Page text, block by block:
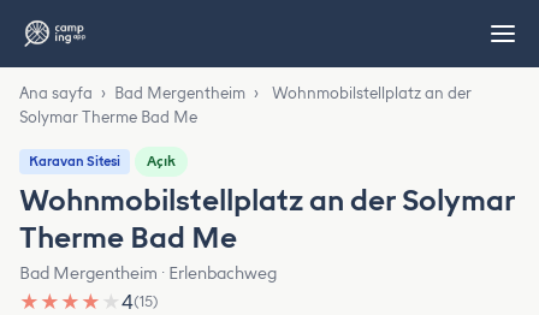
Ana sayfa › Bad Mergentheim ›
Wohnmobilstellplatz an der
Solymar Therme Bad Me
Karavan Sitesi Açık
Wohnmobilstellplatz an der Solymar
Therme Bad Me
Bad Mergentheim · Erlenbachweg
★ ★ ★ ★ ★4(15)